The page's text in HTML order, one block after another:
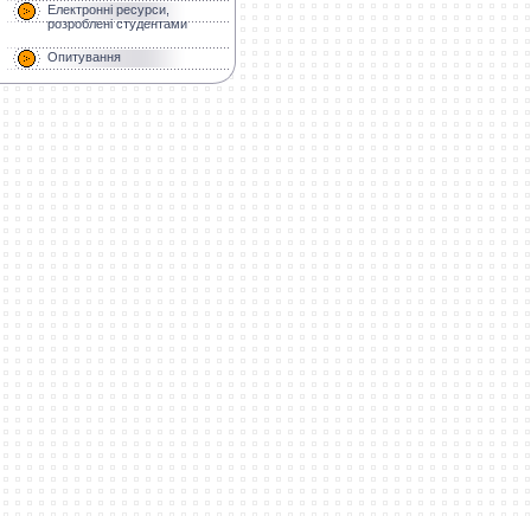
Електронні ресурси,
розроблені студентами
Опитування